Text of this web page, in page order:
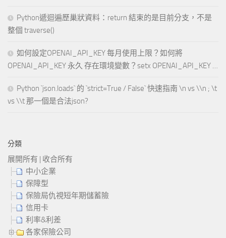
Python遞迴遍歷巢狀資料：return 結束的是目前分支，不是
整個 traverse()
如何設定OPENAI_API_KEY 每月使用上限？如何將
OPENAI_API_KEY 永久 存在環境變數？setx OPENAI_API_KEY …
Python `json.loads` 的 `strict=True / False` 快速指南 \n vs \\n ; \t
vs \\t 那一個是合法json?
分類
展開所有 | 收合所有
中小企業
保障型
保險局仇視短年期儲蓄險
信用卡
利率&利差
各家保險公司